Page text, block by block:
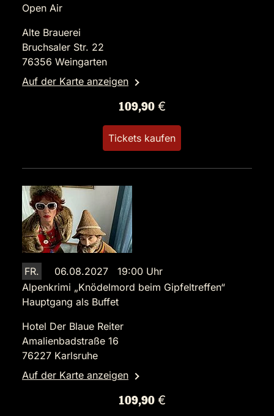
Open Air
Alte Brauerei
Bruchsaler Str. 22
76356 Weingarten
Auf der Karte anzeigen
109,90 €
Tickets kaufen
FR.
06.08.2027 19:00 Uhr
Alpenkrimi „Knödelmord beim Gipfeltreffen“
Hauptgang als Buffet
Hotel Der Blaue Reiter
Amalienbadstraße 16
76227 Karlsruhe
Auf der Karte anzeigen
109,90 €